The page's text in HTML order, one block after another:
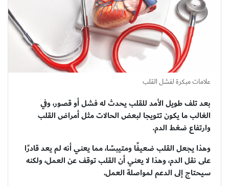
علامات مبكرة لفشل القلب
بعد تلف طويل الأمد للقلب يحدث له فشل أو قصور، وفي
الغالب ما يكون تتويجا لبعض الحالات مثل أمراض القلب
وارتفاع ضغط الدم.
وهذا يجعل القلب ضعيفًا ومتيبسًا، مما يعني أنه لم يعد قادرًا
على نقل الدم، وهذا لا يعني أن القلب توقف عن العمل، ولكنه
سيحتاج إلى الدعم لمواصلة العمل.